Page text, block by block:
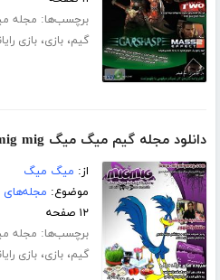
برچسب‌ها: مجله
گیم،بازی،بازی
دانلود مجله گیم میگ میگ mig mig - شماره سوم
از: میگ میگ
موضوع:
۱۲ صفحه
برچسب‌ها: مجله
گیم،بازی،بازی